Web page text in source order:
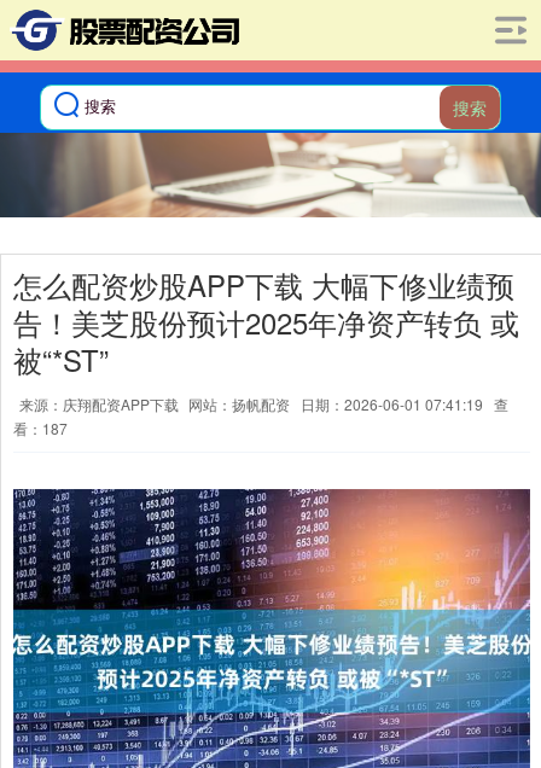
搜索
怎么配资炒股APP下载 大幅下修业绩预
告！美芝股份预计2025年净资产转负 或
被“*ST”
来源：庆翔配资APP下载 网站：扬帆配资 日期：2026-06-01 07:41:19 查
看：187